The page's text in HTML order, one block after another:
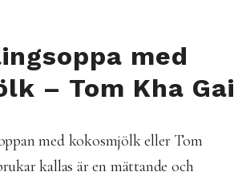
med
– Tom Kha Gai
med kokosmjölk eller Tom
kallas är en mättande och